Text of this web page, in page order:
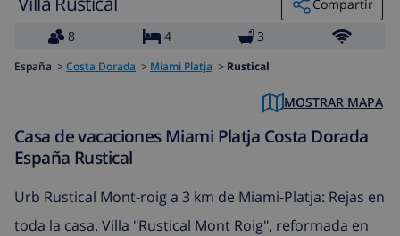
Compartir
8
4 3
España > Costa Dorada > Miami Platja > Rustical
MOSTRAR MAPA
Casa de vacaciones Miami Platja Costa Dorada
España Rustical
Urb Rustical Mont-roig a 3 km de Miami-Platja: Rejas en
toda la casa. Villa "Rustical Mont Roig", reformada en